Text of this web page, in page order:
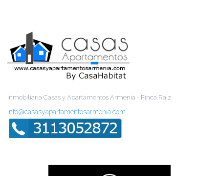
Inmobiliaria Casas y Apartamentos Armenia - Finca Raíz
info@casasyapartamentosarmenia.com